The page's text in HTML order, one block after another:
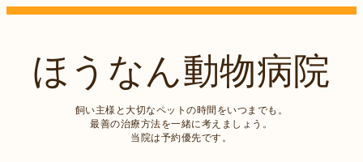
ほうなん動物病院
飼い主様と大切なペットの時間をいつまでも。
最善の治療方法を一緒に考えましょう。
当院は予約優先です。